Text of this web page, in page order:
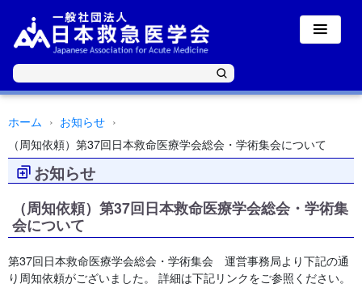
ホーム
お知らせ
（周知依頼）第37回日本救命医療学会総会・学術集会について
お知らせ
（周知依頼）第37回日本救命医療学会総会・学術集
会について
第37回日本救命医療学会総会・学術集会 運営事務局より下記の通
り周知依頼がございました。 詳細は下記リンクをご参照ください。